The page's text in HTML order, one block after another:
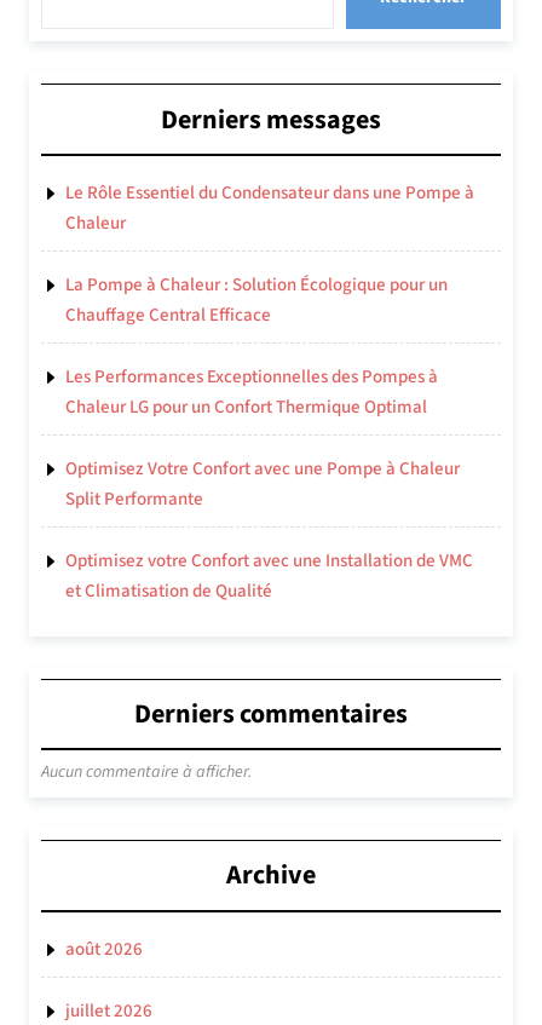
Derniers messages
Le Rôle Essentiel du Condensateur dans une Pompe à
Chaleur
La Pompe à Chaleur : Solution Écologique pour un
Chauffage Central Efficace
Les Performances Exceptionnelles des Pompes à
Chaleur LG pour un Confort Thermique Optimal
Optimisez Votre Confort avec une Pompe à Chaleur
Split Performante
Optimisez votre Confort avec une Installation de VMC
et Climatisation de Qualité
Derniers commentaires
Aucun commentaire à afficher.
Archive
août 2026
juillet 2026